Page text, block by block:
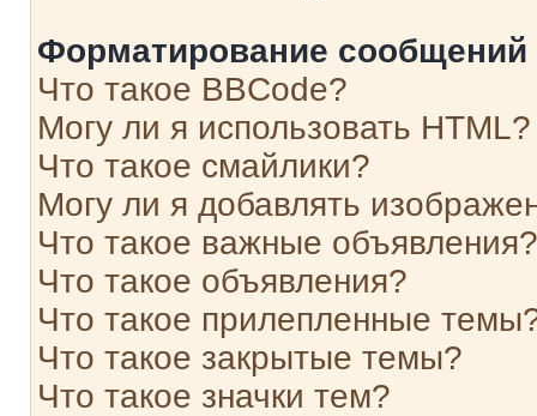
Форматирование
Что такое BBCode?
Могу ли я использовать HTML?
Что такое смайлики?
Могу ли я добавлять
Что такое важные объявления?
Что такое объявления?
Что такое прилепленные
Что такое закрытые темы?
Что такое значки тем?